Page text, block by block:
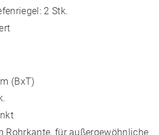
2 Stk.
(BxT)
Rohrkante, für außergewöhnliche